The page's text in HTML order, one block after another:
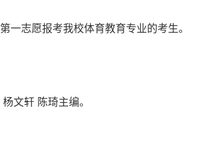
一志愿报考我校体育教育专业的考生。
文轩 陈琦主编。